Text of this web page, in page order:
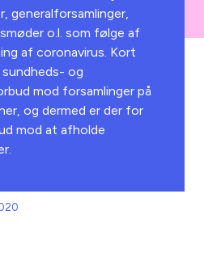
generalforsamlinger,
o.l. som følge af
af coronavirus. Kort
og
mod forsamlinger på
og dermed er der for
mod at afholde